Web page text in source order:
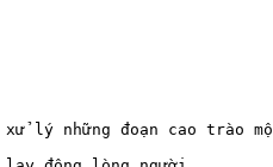
lý những đoạn cao trào